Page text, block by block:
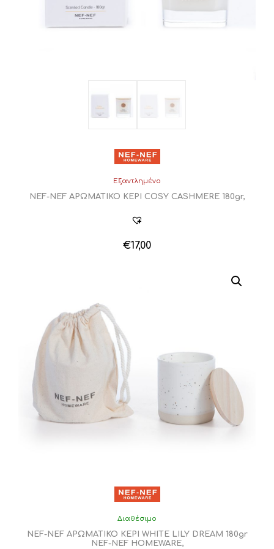
Εξαντλημένο
NEF-NEF ΑΡΩΜΑΤΙΚΟ ΚΕΡΙ COSY CASHMERE 180gr,
€17,00
Διαθέσιμο
NEF-NEF ΑΡΩΜΑΤΙΚΟ ΚΕΡΙ WHITE LILY DREAM 180gr
NEF-NEF HOMEWARE,